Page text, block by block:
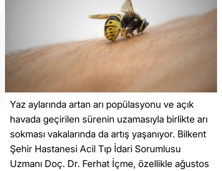
Yaz aylarında artan arı popülasyonu ve açık
havada geçirilen sürenin uzamasıyla birlikte arı
sokması vakalarında da artış yaşanıyor. Bilkent
Şehir Hastanesi Acil Tıp İdari Sorumlusu
Uzmanı Doç. Dr. Ferhat İçme, özellikle ağustos